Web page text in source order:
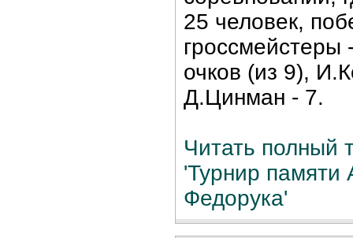
25 человек,
очков (из 9),
Д.Цинман - 7.
Читать полный
'Турнир памяти
Федорука'